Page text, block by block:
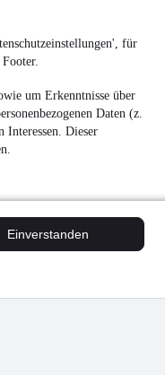
für
um Erkenntnisse über
Daten (z.
Interessen. Dieser
Einverstanden